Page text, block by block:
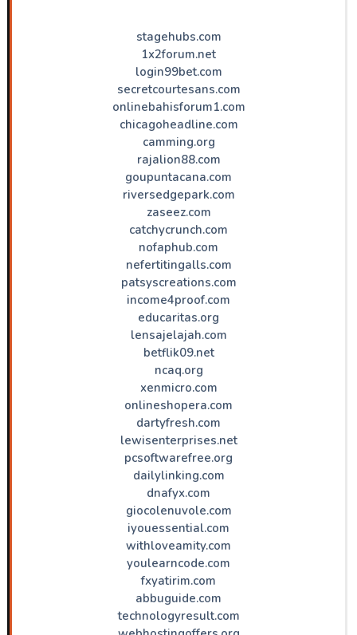
stagehubs.com
1x2forum.net
login99bet.com
secretcourtesans.com
onlinebahisforum1.com
chicagoheadline.com
camming.org
rajalion88.com
goupuntacana.com
riversedgepark.com
zaseez.com
catchycrunch.com
nofaphub.com
nefertitingalls.com
patsyscreations.com
income4proof.com
educaritas.org
lensajelajah.com
betflik09.net
ncaq.org
xenmicro.com
onlineshopera.com
dartyfresh.com
lewisenterprises.net
pcsoftwarefree.org
dailylinking.com
dnafyx.com
giocolenuvole.com
iyouessential.com
withloveamity.com
youlearncode.com
fxyatirim.com
abbuguide.com
technologyresult.com